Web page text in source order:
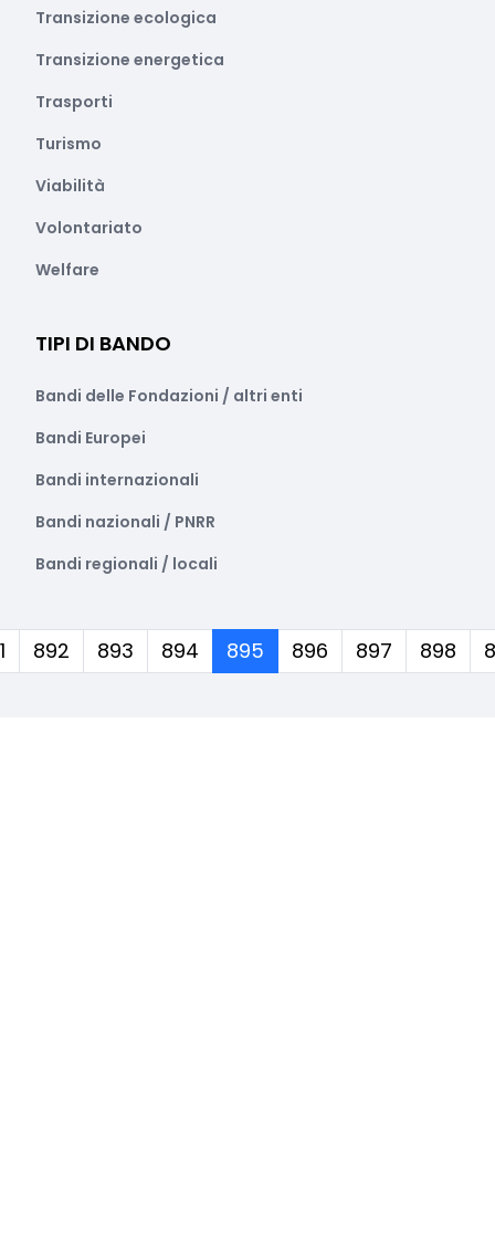
Transizione ecologica
Transizione energetica
Trasporti
Turismo
Viabilità
Volontariato
Welfare
TIPI DI BANDO
Bandi delle Fondazioni / altri enti
Bandi Europei
Bandi internazionali
Bandi nazionali / PNRR
Bandi regionali / locali
892 893 894 895(corrente)
896 897 898